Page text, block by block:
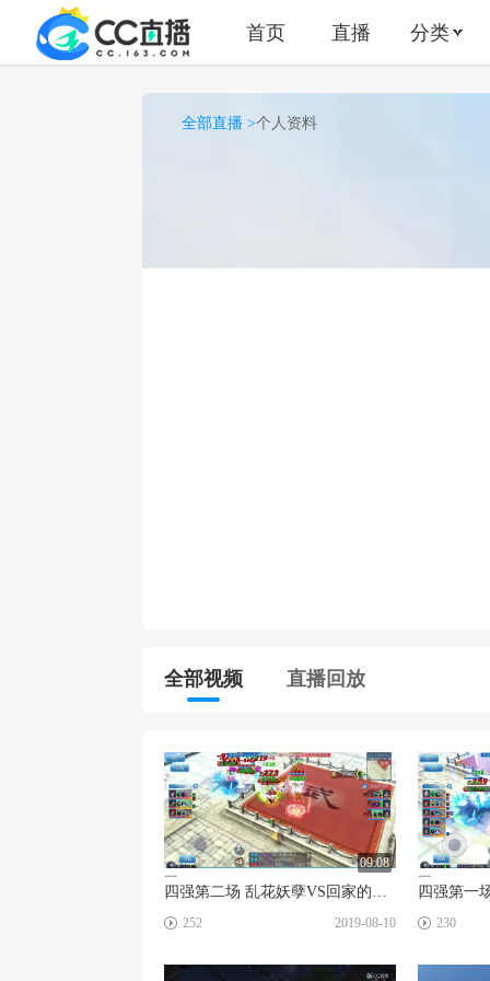
首页 直播 分类
全部直播 >个人资料
全部视频 直播回放
☑
09:08
四强第二场 乱花妖孽VS回家的诱惑
252 2019-08-10
☑
230